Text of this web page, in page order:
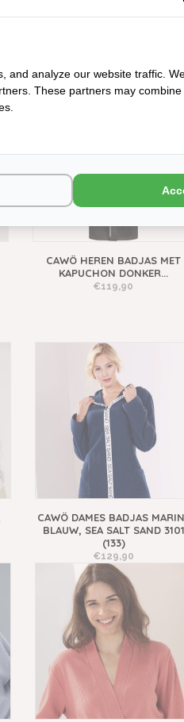
CAWÖ HEREN BADJAS MET
KAPUCHON DONKER...
€119,90
CAWÖ DAMES BADJAS
BLAUW, SEA SALT SAND 3101
(133)
€129,90
and analyze our website traffic.
These partners may